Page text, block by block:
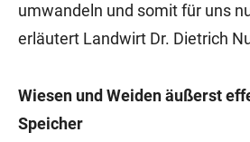
umwandeln und somit für uns
erläutert Landwirt Dr. Dietrich
Wiesen und Weiden äußerst
Speicher